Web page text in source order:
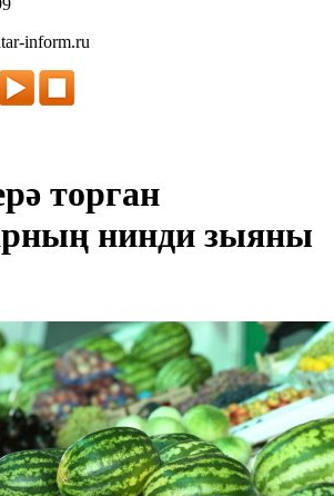
inform.ru
торган
нинди зыяны